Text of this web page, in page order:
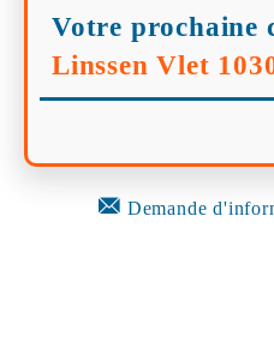
Votre prochaine
Linssen Vlet
Demande